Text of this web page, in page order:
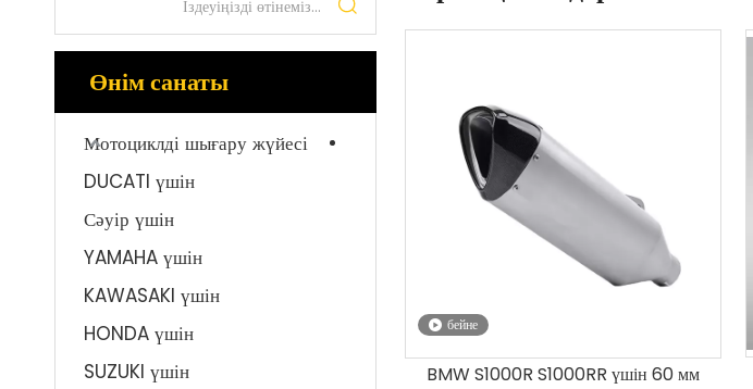
Өнім санаты
Мотоциклді шығару жүйесі
DUCATI үшін
Сәуір үшін
YAMAHA үшін
KAWASAKI үшін
HONDA үшін
SUZUKI үшін
бейне
BMW S1000R S1000RR үшін 60 мм